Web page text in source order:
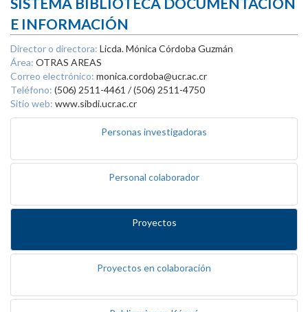
E INFORMACIÓN
Director o directora: Licda. Mónica Córdoba Guzmán
Área: OTRAS AREAS
Correo electrónico: monica.cordoba@ucr.ac.cr
Teléfono: (506) 2511-4461 / (506) 2511-4750
Sitio web: www.sibdi.ucr.ac.cr
Personas investigadoras
Personal colaborador
Proyectos
Proyectos en colaboración